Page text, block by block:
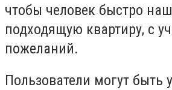
чтобы человек быстро
подходящую квартиру, с
пожеланий.
Пользователи могут быть